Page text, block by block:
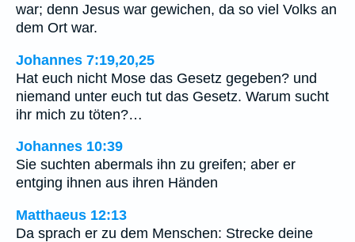
war; denn Jesus war gewichen, da so viel Volks an
dem Ort war.
Johannes 7:19,20,25
Hat euch nicht Mose das Gesetz gegeben? und
niemand unter euch tut das Gesetz. Warum sucht
ihr mich zu töten?…
Johannes 10:39
Sie suchten abermals ihn zu greifen; aber er
entging ihnen aus ihren Händen
Matthaeus 12:13
Da sprach er zu dem Menschen: Strecke deine